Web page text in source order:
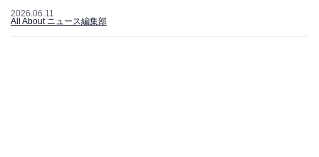
2026.06.11
All About ニュース編集部